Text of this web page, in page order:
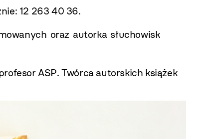
12 263 40 36.
oraz autorka słuchowisk
ASP. Twórca autorskich książek